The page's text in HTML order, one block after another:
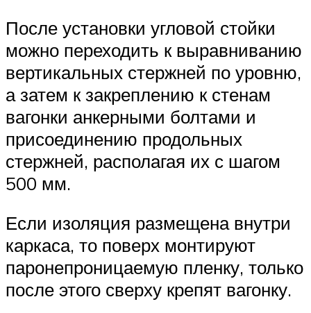
После установки угловой стойки
можно переходить к выравниванию
вертикальных стержней по уровню,
а затем к закреплению к стенам
вагонки анкерными болтами и
присоединению продольных
стержней, располагая их с шагом
500 мм.
Если изоляция размещена внутри
каркаса, то поверх монтируют
паронепроницаемую пленку, только
после этого сверху крепят вагонку.